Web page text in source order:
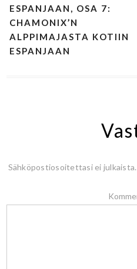
ESPANJAAN, OSA 7:
CHAMONIX’N
ALPPIMAJASTA KOTIIN
ESPANJAAN
Sähköpostiosoitettasi ei julkaista.